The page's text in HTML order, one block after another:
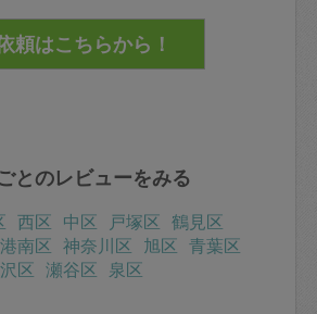
とのレビューをみる
西区 中区 戸塚区 鶴見区
港南区 神奈川区 旭区 青葉区
区 瀬谷区 泉区